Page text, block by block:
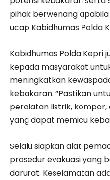
pihak berwenang
ucap Kabidhumas Polda
Kabidhumas Polda Kepri
kepada masyarakat
meningkatkan
kebakaran. “Pastikan
peralatan listrik,
yang dapat memicu
Selalu siapkan alat
prosedur evakuasi yang
darurat. Keselamatan